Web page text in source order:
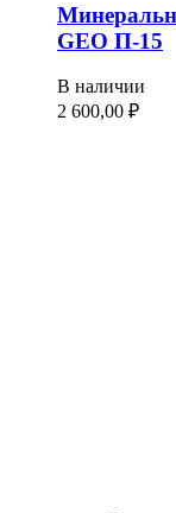
GEO П-15
В наличии
2 600,00 ₽